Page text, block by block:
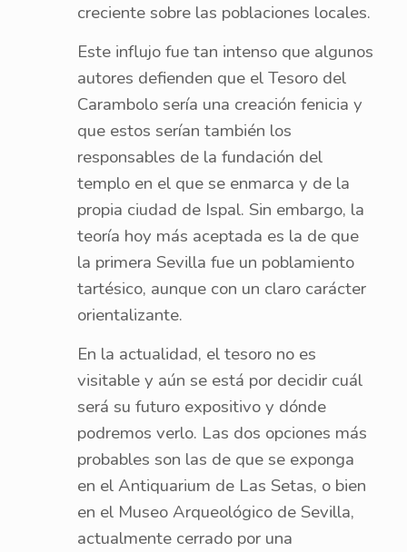
creciente sobre las poblaciones locales.
Este influjo fue tan intenso que algunos
autores defienden que el Tesoro del
Carambolo sería una creación fenicia y
que estos serían también los
responsables de la fundación del
templo en el que se enmarca y de la
propia ciudad de Ispal. Sin embargo, la
teoría hoy más aceptada es la de que
la primera Sevilla fue un poblamiento
tartésico, aunque con un claro carácter
orientalizante.
En la actualidad, el tesoro no es
visitable y aún se está por decidir cuál
será su futuro expositivo y dónde
podremos verlo. Las dos opciones más
probables son las de que se exponga
en el Antiquarium de Las Setas, o bien
en el Museo Arqueológico de Sevilla,
actualmente cerrado por una